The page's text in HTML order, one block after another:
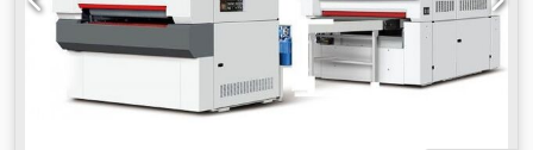
con presión ajustable - Motor: 10 CV Sopladores para la
limpieza de la banda abrasiva Variador de velocidad de
avance de la banda, de 3,5 a 17,5 m/min Mesa con sistema
de vacío - Motor: 7,5 CV Elevación automática de la mesa
Posicionamiento automático de la mesa N.º 2 tomas de